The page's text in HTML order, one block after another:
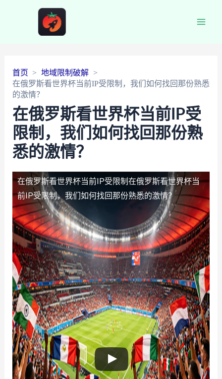
首页
地域限制破解
在俄罗斯看世界杯当前IP受限制，我们如何找回那份熟悉
的激情？
在俄罗斯看世界杯当前IP受
限制，我们如何找回那份熟
悉的激情？
在俄罗斯看世界杯当前IP受限制 在俄罗斯看世界杯当
前IP受限制，我们如何找回那份熟悉的激情？